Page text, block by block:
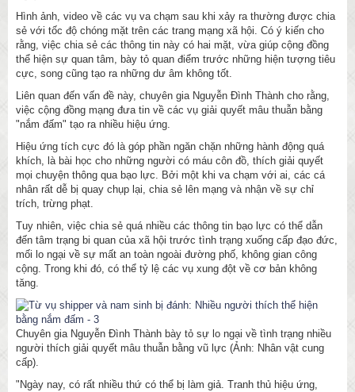
Hình ảnh, video về các vụ va chạm sau khi xảy ra thường được chia
sẻ với tốc độ chóng mặt trên các trang mạng xã hội. Có ý kiến cho
rằng, việc chia sẻ các thông tin này có hai mặt, vừa giúp cộng đồng
thể hiện sự quan tâm, bày tỏ quan điểm trước những hiện tượng tiêu
cực, song cũng tạo ra những dư âm không tốt.
Liên quan đến vấn đề này, chuyên gia Nguyễn Đình Thành cho rằng,
việc cộng đồng mạng đưa tin về các vụ giải quyết mâu thuẫn bằng
"nắm đấm" tạo ra nhiều hiệu ứng.
Hiệu ứng tích cực đó là góp phần ngăn chặn những hành động quá
khích, là bài học cho những người có máu côn đồ, thích giải quyết
mọi chuyện thông qua bạo lực. Bởi một khi va chạm với ai, các cá
nhân rất dễ bị quay chụp lại, chia sẻ lên mạng và nhận về sự chỉ
trích, trừng phạt.
Tuy nhiên, việc chia sẻ quá nhiều các thông tin bạo lực có thể dẫn
đến tâm trạng bi quan của xã hội trước tình trạng xuống cấp đạo đức,
mối lo ngại về sự mất an toàn ngoài đường phố, không gian công
cộng. Trong khi đó, có thể tỷ lệ các vụ xung đột về cơ bản không
tăng.
Chuyên gia Nguyễn Đình Thành bày tỏ sự lo ngại về tình trạng nhiều
người thích giải quyết mâu thuẫn bằng vũ lực (Ảnh: Nhân vật cung
cấp).
"Ngày nay, có rất nhiều thứ có thể bị làm giả. Tranh thủ hiệu ứng,